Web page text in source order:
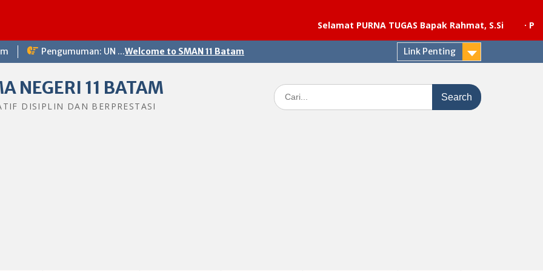
Selamat PURNA TUGAS Bapak Rahmat, S.Si
·
Pengumuman: UN ...Welcome to SMAN 11 Batam Link Penting
NEGERI 11 BATAM
DISIPLIN DAN BERPRESTASI
Search
for: